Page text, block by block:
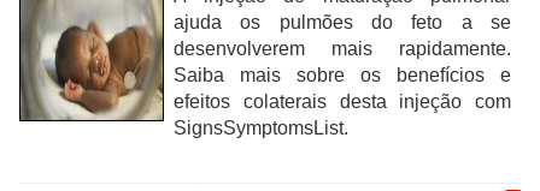
ajuda os pulmões do feto a se
desenvolverem mais rapidamente.
Saiba mais sobre os benefícios e
efeitos colaterais desta injeção com
SignsSymptomsList.